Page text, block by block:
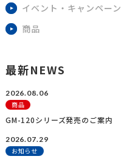
イベント・キャンペーン
商品
最新NEWS
2026.08.06
商品
GM-120シリーズ発売のご案内
2026.07.29
お知らせ